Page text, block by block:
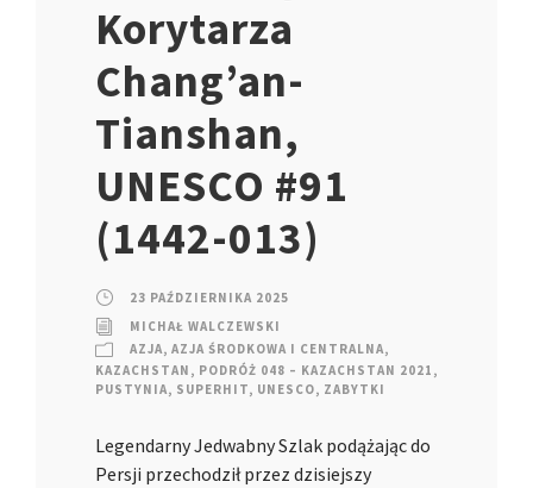
Korytarza
Chang’an-
Tianshan,
UNESCO #91
(1442-013)
23 PAŹDZIERNIKA 2025
MICHAŁ WALCZEWSKI
AZJA, AZJA ŚRODKOWA I CENTRALNA,
KAZACHSTAN , PODRÓŻ 048 – KAZACHSTAN 2021 ,
PUSTYNIA, SUPERHIT, UNESCO, ZABYTKI
Legendarny Jedwabny Szlak podążając do
Persji przechodził przez dzisiejszy